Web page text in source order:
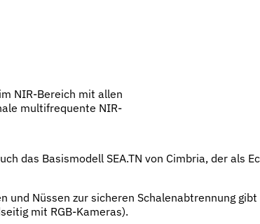
NIR-Bereich mit allen
multifrequente NIR-
das Basismodell SEA.TN von Cimbria, der als
und Nüssen zur sicheren Schalenabtrennung
mit RGB-Kameras).